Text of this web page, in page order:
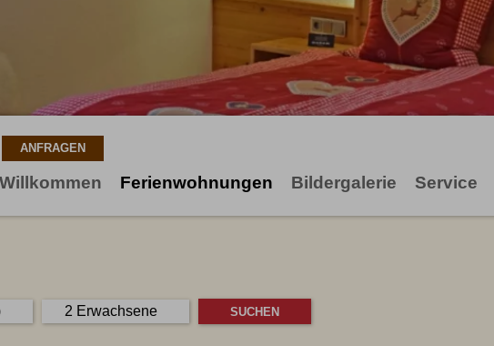
Willkommen Ferienwohnungen Bildergalerie Service
2 Erwachsene